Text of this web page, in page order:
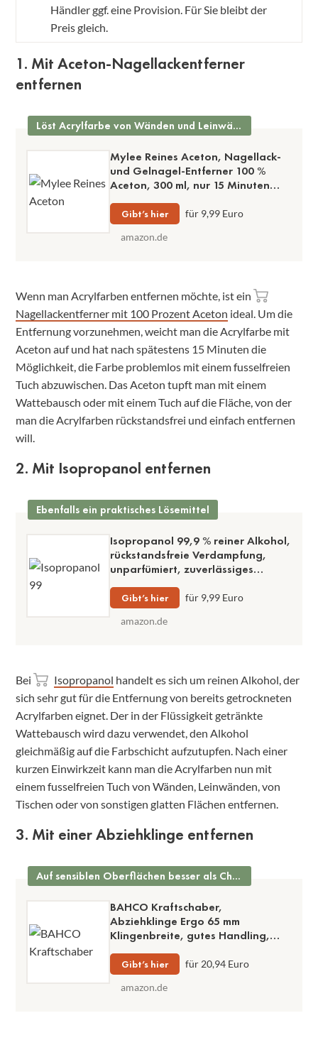
Händler ggf. eine Provision. Für Sie bleibt der
Preis gleich.
1. Mit Aceton-Nagellackentferner
entfernen
Löst Acrylfarbe von Wänden und Leinwänden
Mylee Reines Aceton, Nagellack-
und Gelnagel-Entferner 100 %
Aceton, 300 ml, nur 15 Minuten
Einwirkzeit
Gibt’s hier
für 9,99 Euro
amazon.de
Wenn man Acrylfarben entfernen möchte, ist ein
Nagellackentferner mit 100 Prozent Aceton ideal. Um die
Entfernung vorzunehmen, weicht man die Acrylfarbe mit
Aceton auf und hat nach spätestens 15 Minuten die
Möglichkeit, die Farbe problemlos mit einem fusselfreien
Tuch abzuwischen. Das Aceton tupft man mit einem
Wattebausch oder mit einem Tuch auf die Fläche, von der
man die Acrylfarben rückstandsfrei und einfach entfernen
will.
2. Mit Isopropanol entfernen
Ebenfalls ein praktisches Lösemittel
Isopropanol 99,9 % reiner Alkohol,
rückstandsfreie Verdampfung,
unparfümiert, zuverlässiges
Lösemittel, 1 Liter Flasche mit
Ausgießer, sehr gute
Reinigungswirkung
Gibt’s hier
für 9,99 Euro
amazon.de
Bei Isopropanol handelt es sich um reinen Alkohol, der
sich sehr gut für die Entfernung von bereits getrockneten
Acrylfarben eignet. Der in der Flüssigkeit getränkte
Wattebausch wird dazu verwendet, den Alkohol
gleichmäßig auf die Farbschicht aufzutupfen. Nach einer
kurzen Einwirkzeit kann man die Acrylfarben nun mit
einem fusselfreien Tuch von Wänden, Leinwänden, von
Tischen oder von sonstigen glatten Flächen entfernen.
3. Mit einer Abziehklinge entfernen
Auf sensiblen Oberflächen besser als Chemikalien
BAHCO Kraftschaber,
Abziehklinge Ergo 65 mm
Klingenbreite, gutes Handling,
robuste Qualität
Gibt’s hier
für 20,94 Euro
amazon.de